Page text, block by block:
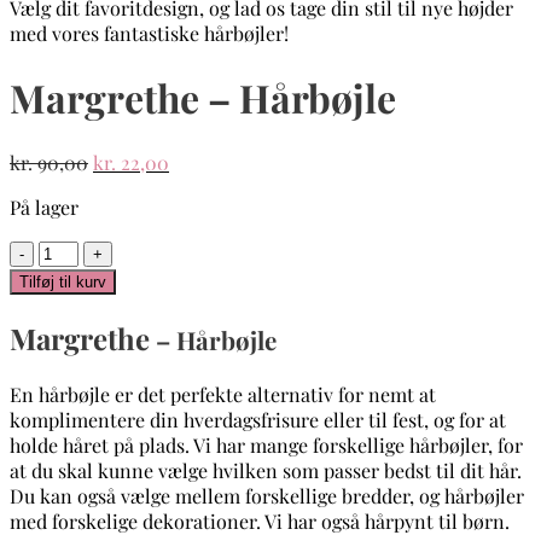
Margrethe – Hårbøjle
kr.90,00Den
var:
kr. 90,00.
kr. 22,00
På lager
Margrethe
-
Hårbøjle
Tilføj til kurv
Margrethe – Hårbøjle
En hårbøjle er det perfekte alternativ for nemt at
komplimentere din hverdagsfrisure eller til fest, og for at
holde håret på plads. Vi har mange forskellige hårbøjler, for
at du skal kunne vælge hvilken som passer bedst til dit hår.
Du kan også vælge mellem forskellige bredder, og hårbøjler
med forskelige dekorationer. Vi har også hårpynt til børn.